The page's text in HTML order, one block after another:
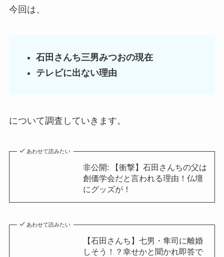
今回は、
石田さんち三男みつおの現在
テレビに出ない理由
について調査していきます。
あわせて読みたい
非公開: 【衝撃】石田さんちの父は
創価学会だと言われる理由！仏壇
にグッズが！
あわせて読みたい
【石田さんち】七男・隼司に離婚
しそう！？幸せかと聞かれ即答で